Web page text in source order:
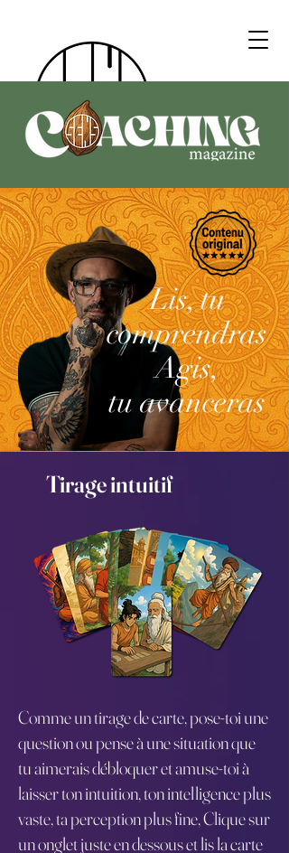
Lis,tu
comprendras
Agis,
tu avanceras
Tirage intuitif
Comme un tirage de carte, pose-toi une
question ou pense à une situation que
tu aimerais débloquer et amuse-toi à
laisser ton intuition, ton intelligence plus
vaste, ta perception plus fine, Clique sur
un onglet juste en dessous et lis la carte